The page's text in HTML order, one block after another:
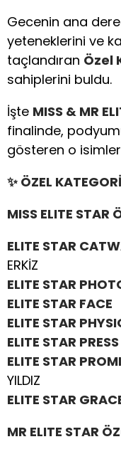
Gecenin ana
yeteneklerini ve
taçlandıran Özel
sahiplerini buldu.
İşte MISS & MR
finalinde,
gösteren o
✨ ÖZEL
MISS ELITE STAR
ELITE STAR
ERKİZ
ELITE STAR
ELITE
ELITE STAR
ELITE STAR
ELITE STAR
YILDIZ
ELITE STAR
MR ELITE STAR